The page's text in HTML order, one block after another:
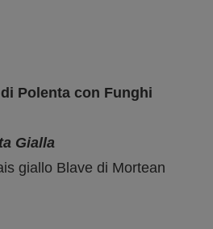
Polenta con Funghi
Gialla
giallo Blave di Mortean